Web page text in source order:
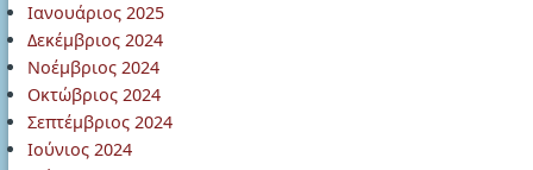
Ιανουάριος 2025
Δεκέμβριος 2024
Νοέμβριος 2024
Οκτώβριος 2024
Σεπτέμβριος 2024
Ιούνιος 2024